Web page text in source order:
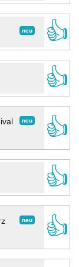
neu
👍
👍
neu
👍
👍
neu 👍